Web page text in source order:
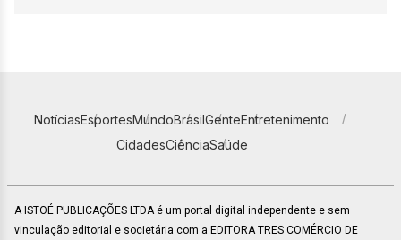
NotíciasEsportesMundoBrasilGenteEntretenimento
CidadesCiênciaSaúde
A ISTOÉ PUBLICAÇÕES LTDA é um portal digital independente e sem
vinculação editorial e societária com a EDITORA TRES COMÉRCIO DE